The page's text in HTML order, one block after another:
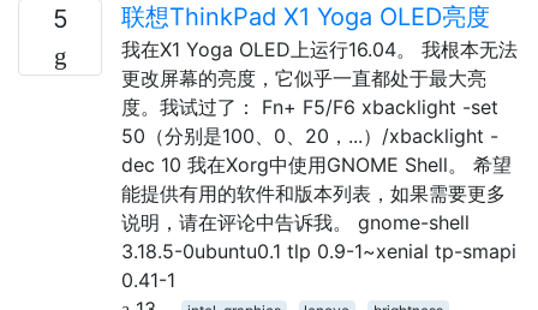
5 联想ThinkPad X1 Yoga OLED亮度
我在X1 Yoga OLED上运行16.04。 我根本无法
更改屏幕的亮度，它似乎一直都处于最大亮
度。我试过了： Fn+ F5/F6 xbacklight -set
50（分别是100、0、20，...）/xbacklight -
dec 10 我在Xorg中使用GNOME Shell。 希望
能提供有用的软件和版本列表，如果需要更多
说明，请在评论中告诉我。 gnome-shell
3.18.5-0ubuntu0.1 tlp 0.9-1~xenial tp-smapi
0.41-1